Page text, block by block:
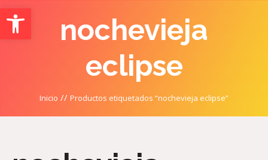
Abrir barra de herramientasnochevieja
eclipse
Inicio // Productos etiquetados “nochevieja eclipse”